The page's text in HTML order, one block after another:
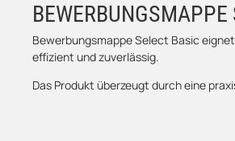
Bewerbungsmappe Select Basic
effizient und zuverlässig.
Das Produkt überzeugt durch eine